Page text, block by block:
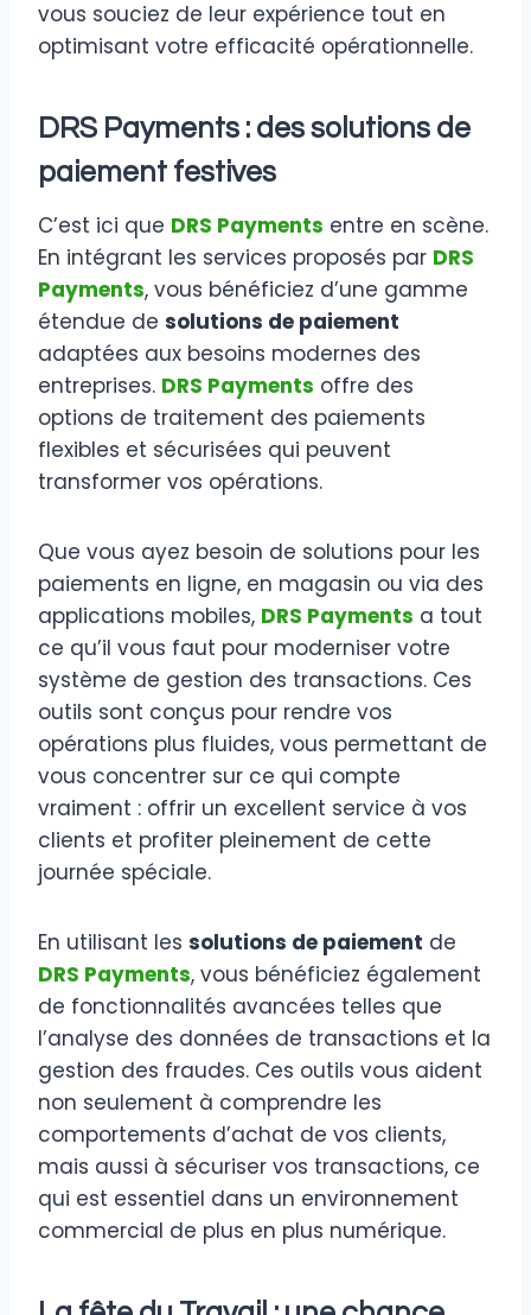
vous souciez de leur expérience tout en
optimisant votre efficacité opérationnelle.
DRS Payments : des solutions de
paiement festives
C’est ici que DRS Payments entre en scène.
En intégrant les services proposés par DRS
Payments, vous bénéficiez d’une gamme
étendue de solutions de paiement
adaptées aux besoins modernes des
entreprises. DRS Payments offre des
options de traitement des paiements
flexibles et sécurisées qui peuvent
transformer vos opérations.
Que vous ayez besoin de solutions pour les
paiements en ligne, en magasin ou via des
applications mobiles, DRS Payments a tout
ce qu’il vous faut pour moderniser votre
système de gestion des transactions. Ces
outils sont conçus pour rendre vos
opérations plus fluides, vous permettant de
vous concentrer sur ce qui compte
vraiment : offrir un excellent service à vos
clients et profiter pleinement de cette
journée spéciale.
En utilisant les solutions de paiement de
DRS Payments, vous bénéficiez également
de fonctionnalités avancées telles que
l’analyse des données de transactions et la
gestion des fraudes. Ces outils vous aident
non seulement à comprendre les
comportements d’achat de vos clients,
mais aussi à sécuriser vos transactions, ce
qui est essentiel dans un environnement
commercial de plus en plus numérique.